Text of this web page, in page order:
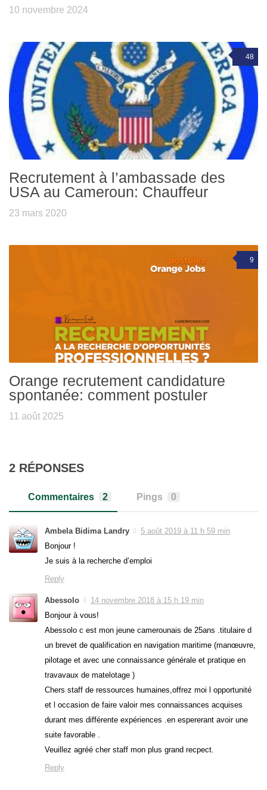
10 novembre 2024
48
Recrutement à l’ambassade des
USA au Cameroun: Chauffeur
23 mars 2020
9
Orange recrutement candidature
spontanée: comment postuler
11 août 2025
2 RÉPONSES
Commentaires 2 Pings 0
Ambela Bidima Landry
5 août 2019 à 11 h 59 min
Bonjour !
Je suis à la recherche d’emploi
Reply
Abessolo
14 novembre 2018 à 15 h 19 min
Bonjour à vous!
Abessolo c est mon jeune camerounais de 25ans .titulaire d
un brevet de qualification en navigation maritime (manœuvre,
pilotage et avec une connaissance générale et pratique en
travavaux de matelotage )
Chers staff de ressources humaines,offrez moi l opportunité
et l occasion de faire valoir mes connaissances acquises
durant mes différente expériences .en espererant avoir une
suite favorable .
Veuillez agréé cher staff mon plus grand recpect.
Reply